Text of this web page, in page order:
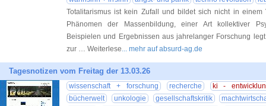
Totalitarismus ist kein Zufall und bildet sich nicht in
Phänomen der Massenbildung, einer Art kollektiver
Beispielen und Ergebnissen aus jahrelanger Forschung
zur … Weiterlese... mehr auf absurd-ag.de
Tagesnotizen vom Freitag der 13.03.26
wissenschaft + forschung recherche
ki -
bücherwelt
unkologie gesellschaftskritik